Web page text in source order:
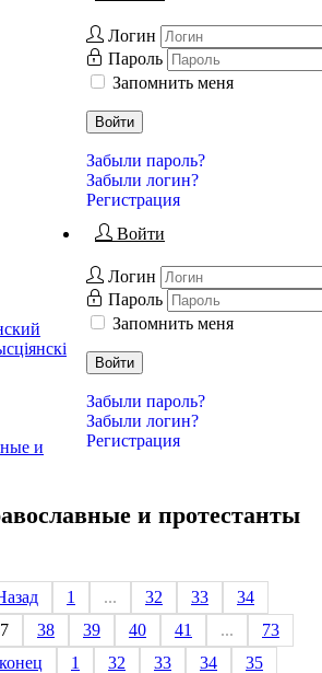
Логин
Пароль
Запомнить меня
Войти
Забыли пароль?
Забыли логин?
Регистрация
Войти
Логин
Пароль
Запомнить меня
Войти
Забыли пароль?
Забыли логин?
Регистрация
и
и протестанты
1 ... 32 33
34
38 39 40 41 ...
73
1 32 33 34
35